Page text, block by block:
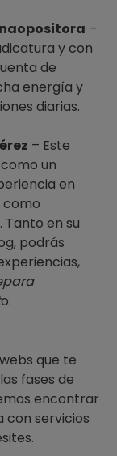
–
y con
de
energía y
diarias.
– Este
un
en
como
en su
podrás
o.
que te
fases de
encontrar
con servicios